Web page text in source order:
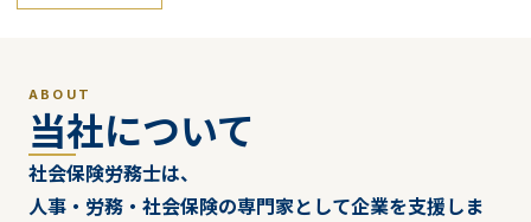
ABOUT
当社について
社会保険労務士は、
人事・労務・社会保険の専門家として企業を支援しま